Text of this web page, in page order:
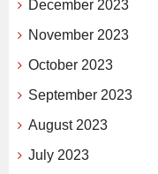
December 2023
November 2023
October 2023
September 2023
August 2023
July 2023